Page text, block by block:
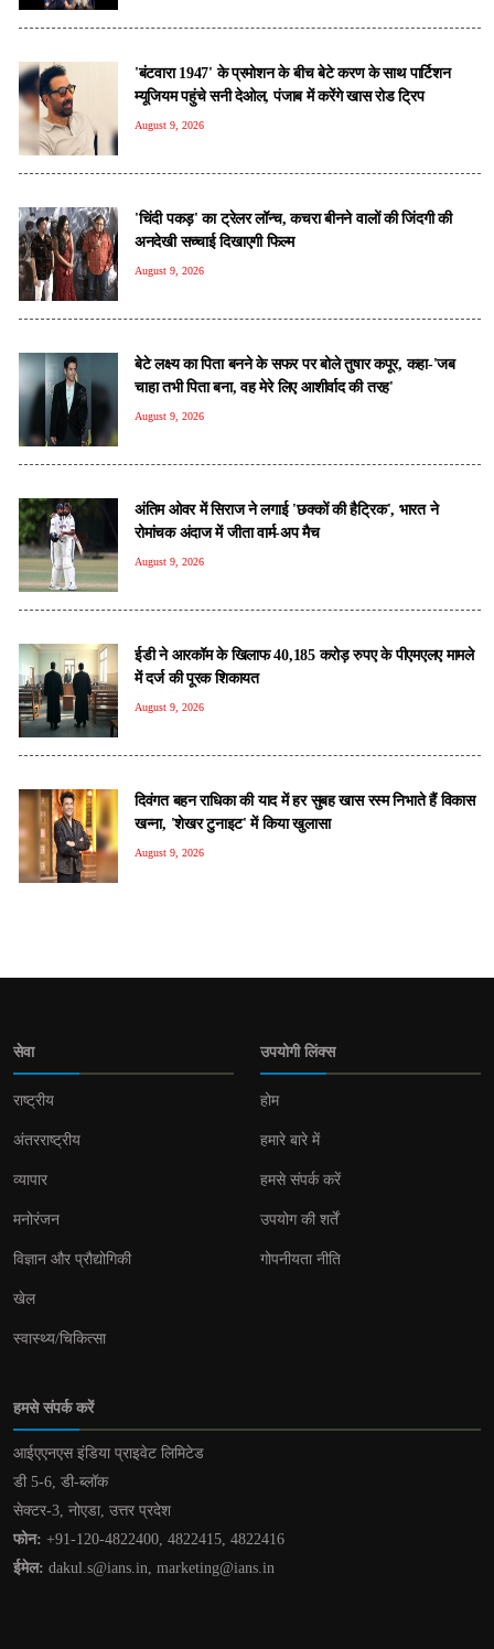
'बंटवारा 1947' के प्रमोशन के बीच बेटे करण के साथ पार्टिशन
म्यूजियम पहुंचे सनी देओल, पंजाब में करेंगे खास रोड ट्रिप
August 9, 2026
'चिंदी पकड़' का ट्रेलर लॉन्च, कचरा बीनने वालों की जिंदगी की
अनदेखी सच्चाई दिखाएगी फिल्म
August 9, 2026
बेटे लक्ष्य का पिता बनने के सफर पर बोले तुषार कपूर, कहा-'जब
चाहा तभी पिता बना, वह मेरे लिए आशीर्वाद की तरह'
August 9, 2026
अंतिम ओवर में सिराज ने लगाई 'छक्कों की हैट्रिक', भारत ने
रोमांचक अंदाज में जीता वार्म-अप मैच
August 9, 2026
ईडी ने आरकॉम के खिलाफ 40,185 करोड़ रुपए के पीएमएलए मामले
में दर्ज की पूरक शिकायत
August 9, 2026
दिवंगत बहन राधिका की याद में हर सुबह खास रस्म निभाते हैं विकास
खन्ना, 'शेखर टुनाइट' में किया खुलासा
August 9, 2026
सेवा
राष्ट्रीय
अंतरराष्ट्रीय
व्यापार
मनोरंजन
विज्ञान और प्रौद्योगिकी
खेल
स्वास्थ्य/चिकित्सा
उपयोगी लिंक्स
होम
हमारे बारे में
हमसे संपर्क करें
उपयोग की शर्तें
गोपनीयता नीति
हमसे संपर्क करें
आईएएनएस इंडिया प्राइवेट लिमिटेड
डी 5-6, डी-ब्लॉक
सेक्टर-3, नोएडा, उत्तर प्रदेश
फोन: +91-120-4822400, 4822415, 4822416
ईमेल: dakul.s@ians.in, marketing@ians.in